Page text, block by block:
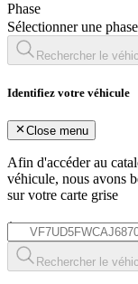
Phase
Sélectionner une phase
Rechercher le
Identifiez votre véhicule
Close menu
Afin d'accéder au
véhicule, nous avons
sur votre carte grise
*
Rechercher le